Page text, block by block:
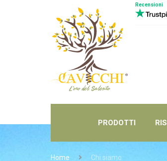
Recensioni
PRODOTTI
Home Chi siamo